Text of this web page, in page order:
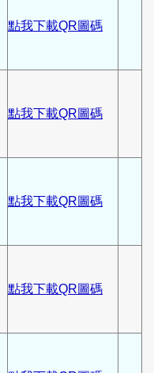
點我下載QR圖碼
點我下載QR圖碼
點我下載QR圖碼
點我下載QR圖碼